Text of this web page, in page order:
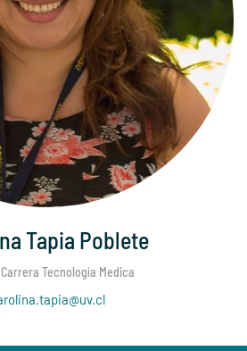
Tapia Poblete
Tecnología Medica